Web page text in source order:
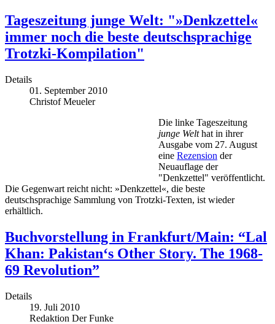
Tageszeitung junge Welt: "»Denkzettel«
immer noch die beste deutschsprachige
Trotzki-Kompilation"
Details
01. September 2010
Christof Meueler
Die linke Tageszeitung
junge Welthat in ihrer
Ausgabe vom 27. August
eine Rezension der
Neuauflage der
"Denkzettel" veröffentlicht.
Die Gegenwart reicht nicht: »Denkzettel«, die beste
deutschsprachige Sammlung von Trotzki-Texten, ist wieder
erhältlich.
Buchvorstellung in Frankfurt/Main: “Lal
Khan: Pakistan‘s Other Story. The 1968-
69 Revolution”
Details
19. Juli 2010
Redaktion Der Funke